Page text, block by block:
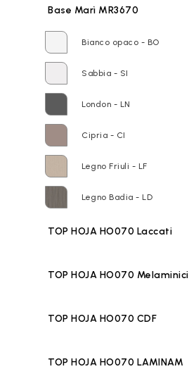
Base Marì MR3670
Bianco opaco - BO
Sabbia - SI
London - LN
Cipria - CI
Legno Friuli - LF
Legno Badia - LD
TOP HOJA HO070 Laccati
TOP HOJA HO070 Melaminici
TOP HOJA HO070 CDF
TOP HOJA HO070 LAMINAM